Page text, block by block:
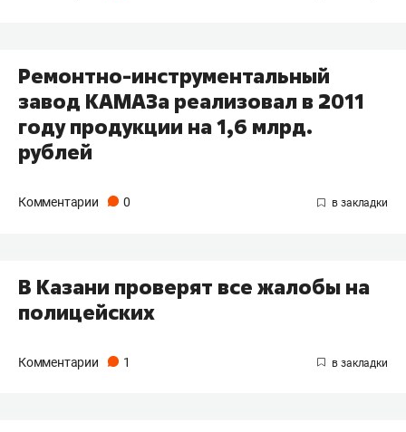
Ремонтно-инструментальный
завод КАМАЗа реализовал в 2011
году продукции на 1,6 млрд.
рублей
Комментарии 0
В Казани проверят все жалобы на
полицейских
Комментарии 1